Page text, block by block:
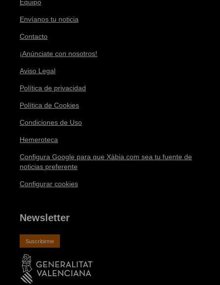
Equipo
Envíanos tu noticia
Contacto
¡Anúnciate con nosotros!
Aviso Legal
Política de privacidad
Política de Cookies
Condiciones de Uso
Hemeroteca
Configura Google para que Xàbia.com sea tu fuente de
noticias preferente
Configurar cookies
Newsletter
Suscribirme